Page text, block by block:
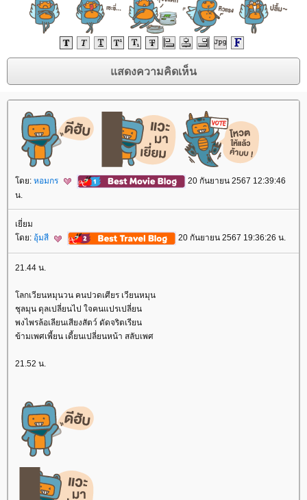
ดย: หอมกร
20 กันยายน 2567 12:39:46
น.
เยี่ยม
ดย: อุ้มสี 20 กันยายน 2567 19:36:26 น.
21.44 น.
ลกเวียนหมุนวน คนปวดเศียร เวียนหมุน
ชุลมุน ดุลเปลี่ยนไป ใจคนแปรเปลี่ยน
พงไพรล้อเลียนเสียงสัตว์ ดัดจริตเรียน
ข้ามเพศเพี้ยน เดี้ยนเปลี่ยนหน้า สลับเพศ
21.52 น.